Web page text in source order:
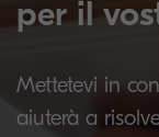
per il
Mettetevi in
aiuterà a